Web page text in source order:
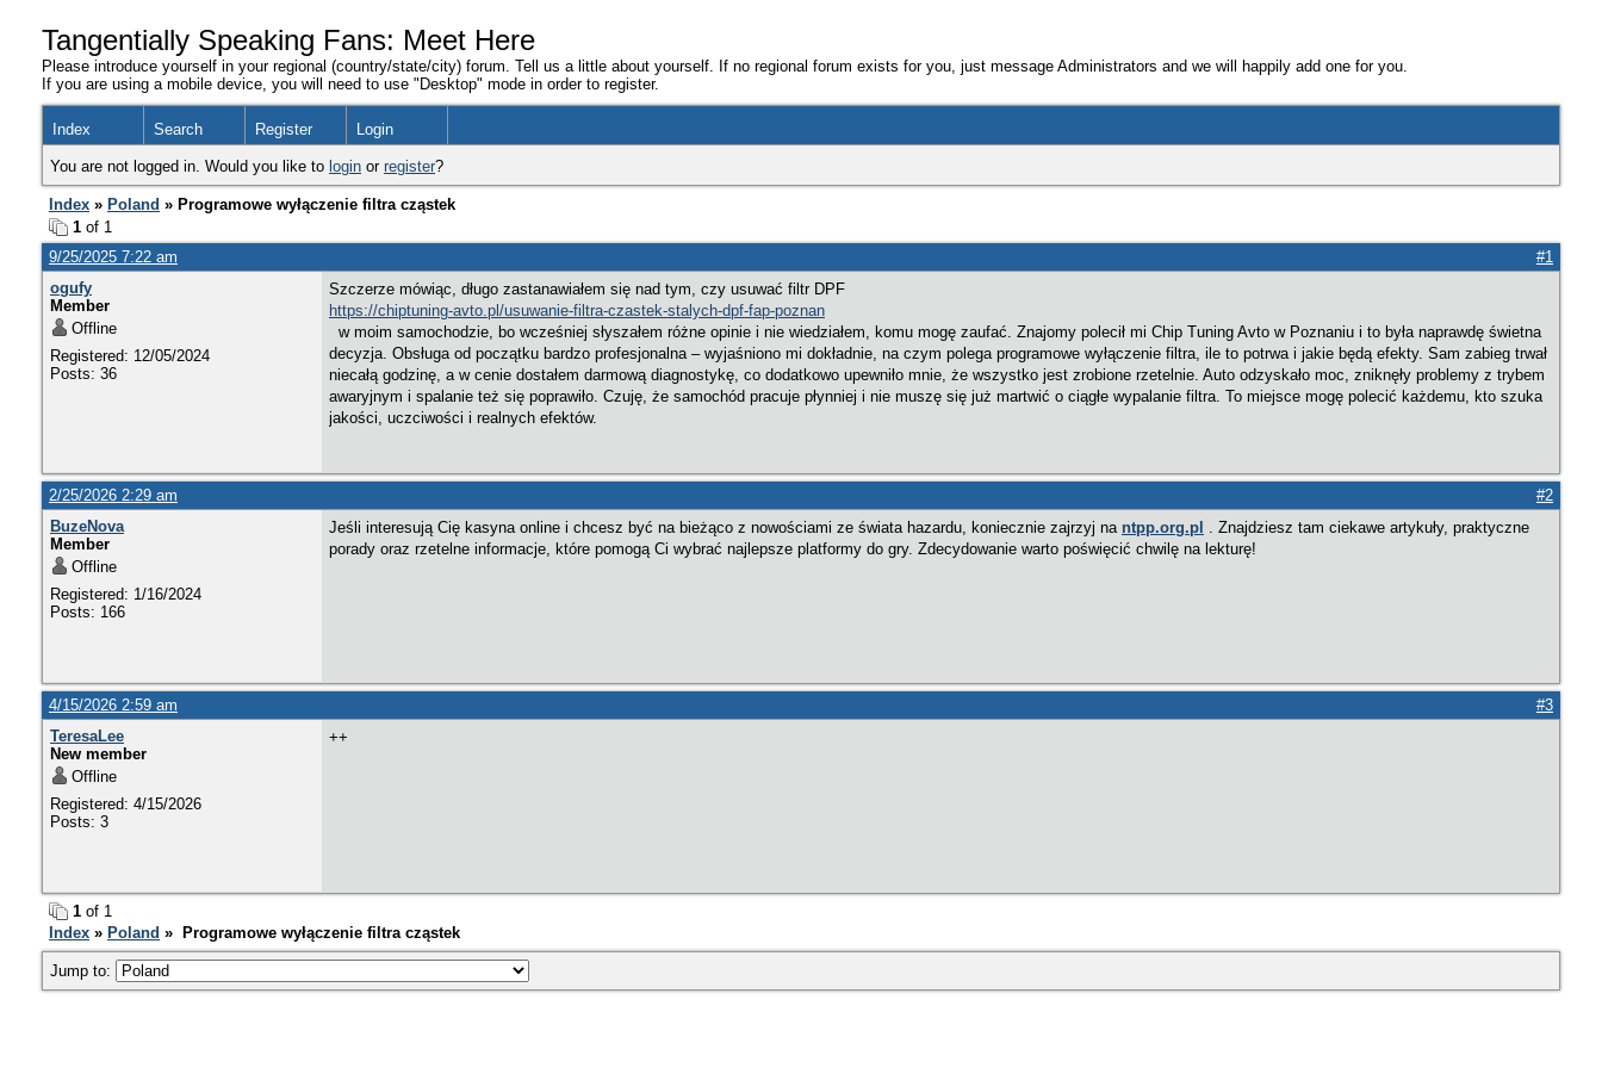
Tangentially Speaking Fans: Meet Here
Please introduce yourself in your regional (country/state/city) forum. Tell us a little about yourself. If no regional forum exists for you, just message Administrators and we will happily add one for you.
If you are using a mobile device, you will need to use "Desktop" mode in order to register.
Index Search Register Login
You are not logged in. Would you like to login or register?
Index » Poland » Programowe wyłączenie filtra cząstek
1 of 1
9/25/2025 7:22 am
#1
ogufy
Member
Offline
Registered: 12/05/2024
Posts: 36
Szczerze mówiąc, długo zastanawiałem się nad tym, czy usuwać filtr DPF
https://chiptuning-avto.pl/usuwanie-filtra-czastek-stalych-dpf-fap-poznan
w moim samochodzie, bo wcześniej słyszałem różne opinie i nie wiedziałem, komu mogę zaufać. Znajomy polecił mi Chip Tuning Avto w Poznaniu i to była naprawdę świetna
decyzja. Obsługa od początku bardzo profesjonalna – wyjaśniono mi dokładnie, na czym polega programowe wyłączenie filtra, ile to potrwa i jakie będą efekty. Sam zabieg trwał
niecałą godzinę, a w cenie dostałem darmową diagnostykę, co dodatkowo upewniło mnie, że wszystko jest zrobione rzetelnie. Auto odzyskało moc, zniknęły problemy z trybem
awaryjnym i spalanie też się poprawiło. Czuję, że samochód pracuje płynniej i nie muszę się już martwić o ciągłe wypalanie filtra. To miejsce mogę polecić każdemu, kto szuka
jakości, uczciwości i realnych efektów.
2/25/2026 2:29 am
#2
BuzeNova
Member
Offline
Registered: 1/16/2024
Posts: 166
Jeśli interesują Cię kasyna online i chcesz być na bieżąco z nowościami ze świata hazardu, koniecznie zajrzyj na ntpp.org.pl . Znajdziesz tam ciekawe artykuły, praktyczne
porady oraz rzetelne informacje, które pomogą Ci wybrać najlepsze platformy do gry. Zdecydowanie warto poświęcić chwilę na lekturę!
4/15/2026 2:59 am
#3
TeresaLee
New member
Offline
Registered: 4/15/2026
Posts: 3
++
1 of 1
Index » Poland » Programowe wyłączenie filtra cząstek
Jump to: